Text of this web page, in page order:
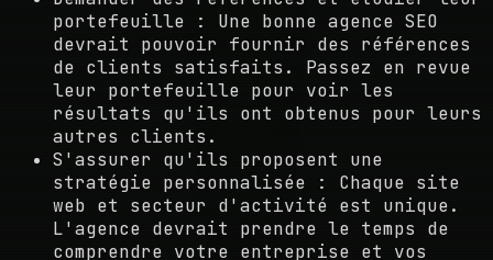
portefeuille : Une bonne agence SEO
devrait pouvoir fournir des références
de clients satisfaits. Passez en revue
leur portefeuille pour voir les
résultats qu'ils ont obtenus pour leurs
autres clients.
S'assurer qu'ils proposent une
stratégie personnalisée : Chaque site
web et secteur d'activité est unique.
L'agence devrait prendre le temps de
comprendre votre entreprise et vos